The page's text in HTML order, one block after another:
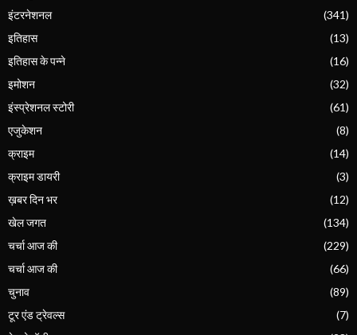
इंटरनेशनल
(341)
इतिहास
(13)
इतिहास के पन्ने
(16)
इमोशन
(32)
इंस्प्रेशनल स्टोरी
(61)
एजुकेशन
(8)
क्राइम
(14)
क्राइम डायरी
(3)
ख़बर दिन भर
(12)
खेल जगत
(134)
चर्चा आज की
(229)
चर्चा आज की
(66)
चुनाव
(89)
टूर एंड ट्रेवल्स
(7)